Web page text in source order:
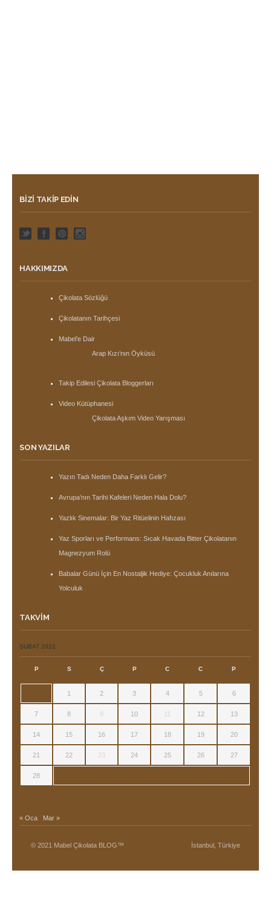
BIZI TAKIP EDIN
HAKKIMIZDA
Çikolata Sözlüğü
Çikolatanın Tarihçesi
Mabel’e Dair
Arap Kızı’nın Öyküsü
Takip Edilesi Çikolata Bloggerları
Video Kütüphanesi
Çikolata Aşkım Video Yarışması
SON YAZILAR
Yazın Tadı Neden Daha Farklı Gelir?
Avrupa’nın Tarihi Kafeleri Neden Hala Dolu?
Yazlık Sinemalar: Bir Yaz Ritüelinin Hafızası
Yaz Sporları ve Performans: Sıcak Havada Bitter Çikolatanın
Magnezyum Rolü
Babalar Günü İçin En Nostaljik Hediye: Çocukluk Anılarına
Yolculuk
TAKVIM
ŞUBAT 2022
P S Ç P C C P
1 2 3 4 5 6
7 8 9 10 11 12 13
14 15 16 17 18 19 20
21 22 23 24 25 26 27
28
« Oca Mar »
© 2021 Mabel Çikolata BLOG™ İstanbul, Türkiye